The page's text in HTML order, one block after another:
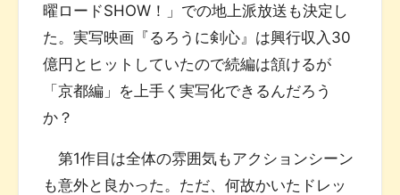
曜ロードSHOW！」での地上派放送も決定し
た。実写映画『るろうに剣心』は興行収入30
億円とヒットしていたので続編は頷けるが
「京都編」を上手く実写化できるんだろう
か？
第1作目は全体の雰囲気もアクションシーン
も意外と良かった。ただ、何故かいたドレッ